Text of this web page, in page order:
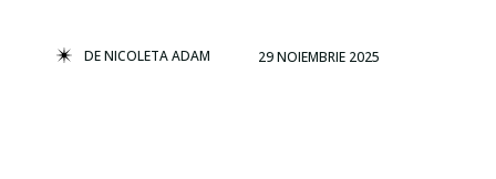
DENICOLETA ADAM 29 NOIEMBRIE 2025